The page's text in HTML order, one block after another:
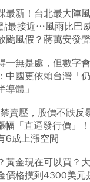
最新！台北最大陣風
最接近…風雨比巴
颱風假？蔣萬安發聲
一無是處，但數字會
中國更依賴台灣「仍
體」
賣壓，股價不跌反
幅「直逼發行價」！
6成上漲空間
黃金現在可以買？大
價格摸到4300美元